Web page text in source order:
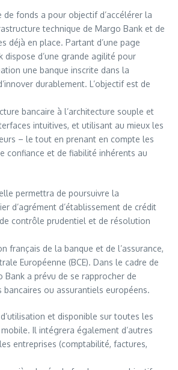
de fonds a pour objectif d’accélérer la
technique de Margo Bank et de
déjà en place. Partant d’une page
dispose d’une grande agilité pour
une banque inscrite dans la
durablement. L’objectif est de
bancaire à l’architecture souple et
intuitives, et utilisant au mieux les
– le tout en prenant en compte les
confiance et de fiabilité inhérents au
permettra de poursuivre la
d’agrément d’établissement de crédit
contrôle prudentiel et de résolution
français de la banque et de l’assurance,
Européenne (BCE). Dans le cadre de
Bank a prévu de se rapprocher de
bancaires ou assurantiels européens.
et disponible sur toutes les
Il intégrera également d’autres
entreprises (comptabilité, factures,